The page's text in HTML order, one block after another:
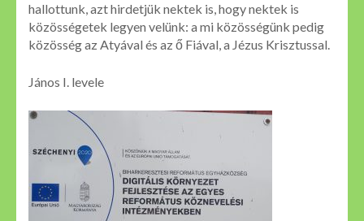
hallottunk, azt hirdetjük nektek is, hogy nektek is
közösségetek legyen velünk: a mi közösségünk pedig
közösség az Atyával és az ő Fiával, a Jézus Krisztussal.
János I. levele